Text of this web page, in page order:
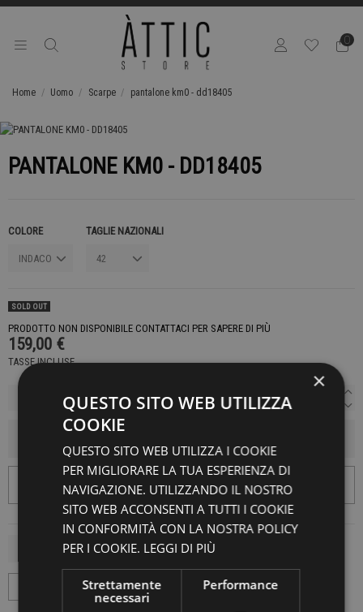
0
Home Uomo Scarpe pantalone km0 - dd18405
PANTALONE KM0 - DD18405
COLORE TAGLIE NAZIONALI
SOLD OUT
PRODOTTO NON DISPONIBILE CONTATTACI PER SAPERE DI PIÙ
159,00 €
TASSE INCLUSE
×
QUESTO SITO WEB UTILIZZA
COOKIE
QUESTO SITO WEB UTILIZZA I COOKIE
PER MIGLIORARE LA TUA ESPERIENZA DI
NAVIGAZIONE. UTILIZZANDO IL NOSTRO
SITO WEB ACCONSENTI A TUTTI I COOKIE
IN CONFORMITÀ CON LA NOSTRA POLICY
PER I COOKIE. LEGGI DI PIÙ
Strettamente
necessari
Performance